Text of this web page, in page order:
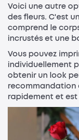
Voici une autre
des fleurs. C'est
comprend le
incrustés et une
Vous pouvez
individuellement
obtenir un look
recommandation
rapidement et est